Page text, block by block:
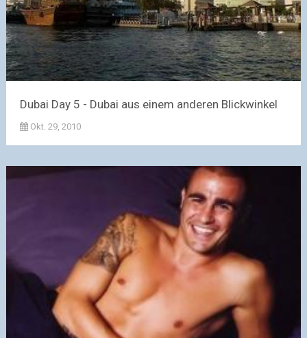
Dubai Day 5 - Dubai aus einem anderen Blickwinkel
Okt. 29, 2010